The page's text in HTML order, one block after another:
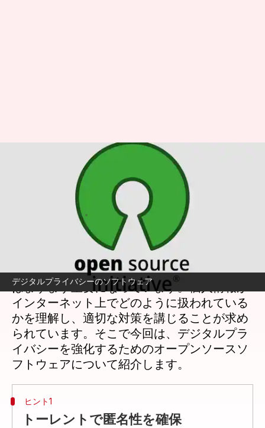
デジタルプライバシーのソフトウェア
デジタルプライバシーを守るた
めのオープンソースソフトウェ
Keito Komeda Jun 27, 2026 10:37 am
デジタル時代において、プライバシーの保護
はますます重要になっています。個人情報が
インターネット上でどのように扱われている
かを理解し、適切な対策を講じることが求め
られています。そこで今回は、デジタルプラ
イバシーを強化するためのオープンソースソ
ヒント1
トーレントで匿名性を確保